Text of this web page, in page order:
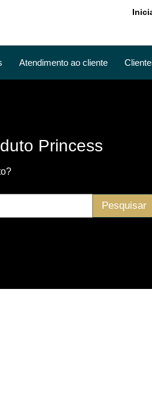
Atendimento ao cliente
Princess
Pesquisar